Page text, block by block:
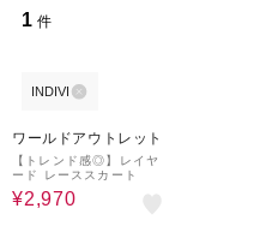
1 件
INDIVI
ワールドアウトレット
【トレンド感◎】レイヤ
ード レーススカート
¥2,970